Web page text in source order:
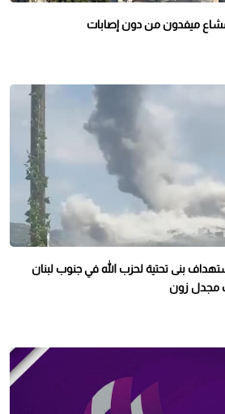
ميفدون من دون إصابات
بنى تحتية لحزب الله في جنوب لبنان
مجدل زون